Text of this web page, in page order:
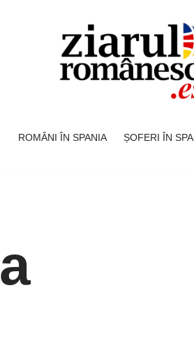
ROMÂNI ÎN SPANIA ȘOFERI ÎN